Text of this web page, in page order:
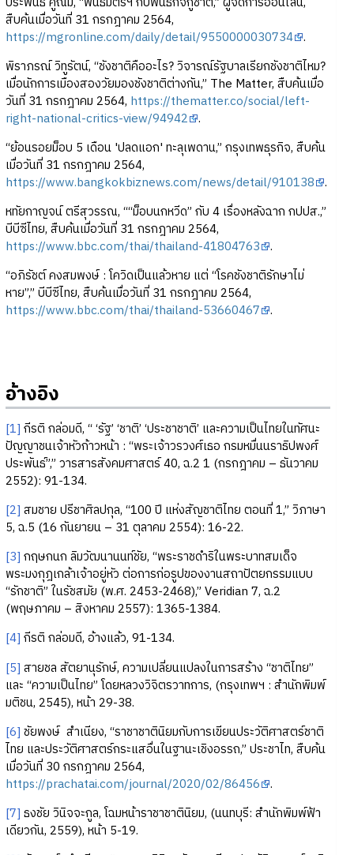
สืบค้นเมื่อวันที่ 31 กรกฎาคม 2564,
https://mgronline.com/daily/detail/9550000030734 .
พิราภรณ์ วิทูรัตน์, “ชังชาติคืออะไร? วิจารณ์รัฐบาลเรียกชังชาติไหม?
เมื่อนักการเมืองสองวัยมองชังชาติต่างกัน,” The Matter, สืบค้นเมื่อ
วันที่ 31 กรกฎาคม 2564, https://thematter.co/social/left-
right-national-critics-view/94942 .
“ย้อนรอยม็อบ 5 เดือน 'ปลดแอก' ทะลุเพดาน,” กรุงเทพธุรกิจ, สืบค้น
เมื่อวันที่ 31 กรกฎาคม 2564,
https://www.bangkokbiznews.com/news/detail/910138 .
หทัยกาญจน์ ตรีสุวรรณ, ““ม็อบนกหวีด” กับ 4 เรื่องหลังฉาก กปปส.,”
บีบีซีไทย, สืบค้นเมื่อวันที่ 31 กรกฎาคม 2564,
https://www.bbc.com/thai/thailand-41804763 .
“อภิรัชต์ คงสมพงษ์ : โควิดเป็นแล้วหาย แต่ “โรคชังชาติรักษาไม่
หาย”,” บีบีซีไทย, สืบค้นเมื่อวันที่ 31 กรกฎาคม 2564,
https://www.bbc.com/thai/thailand-53660467 .
อ้างอิง
[1] กีรติ กล่อมดี, “ ‘รัฐ’ ‘ชาติ’ ‘ประชาชาติ’ และความเป็นไทยในทัศนะ
ปัญญาชนเจ้าหัวก้าวหน้า : “พระเจ้าวรวงศ์เธอ กรมหมื่นนราธิปพงศ์
ประพันธ์”,” วารสารสังคมศาสตร์ 40, ฉ.2 1 (กรกฎาคม – ธันวาคม
2552): 91-134.
[2] สมชาย ปรีชาศิลปกุล, “100 ปี แห่งสัญชาติไทย ตอนที่ 1,” วิภาษา
5, ฉ.5 (16 กันยายน – 31 ตุลาคม 2554): 16-22.
[3] กฤษกนก ลิมวัฒนานนท์ชัย, “พระราชดำริในพระบาทสมเด็จ
พระมงกุฎเกล้าเจ้าอยู่หัว ต่อการก่อรูปของงานสถาปัตยกรรมแบบ
“รักชาติ” ในรัชสมัย (พ.ศ. 2453-2468),” Veridian 7, ฉ.2
(พฤษภาคม – สิงหาคม 2557): 1365-1384.
[4] กีรติ กล่อมดี, อ้างแล้ว, 91-134.
[5] สายชล สัตยานุรักษ์, ความเปลี่ยนแปลงในการสร้าง “ชาติไทย”
และ “ความเป็นไทย” โดยหลวงวิจิตรวาทการ, (กรุงเทพฯ : สำนักพิมพ์
มติชน, 2545), หน้า 29-38.
[6] ชัยพงษ์ สำเนียง, “ราชาชาตินิยมกับการเขียนประวัติศาสตร์ชาติ
ไทย และประวัติศาสตร์กระแสอื่นในฐานะเชิงอรรถ,” ประชาไท, สืบค้น
เมื่อวันที่ 30 กรกฎาคม 2564,
https://prachatai.com/journal/2020/02/86456 .
[7] ธงชัย วินิจจะกูล, โฉมหน้าราชาชาตินิยม, (นนทบุรี: สำนักพิมพ์ฟ้า
เดียวกัน, 2559), หน้า 5-19.